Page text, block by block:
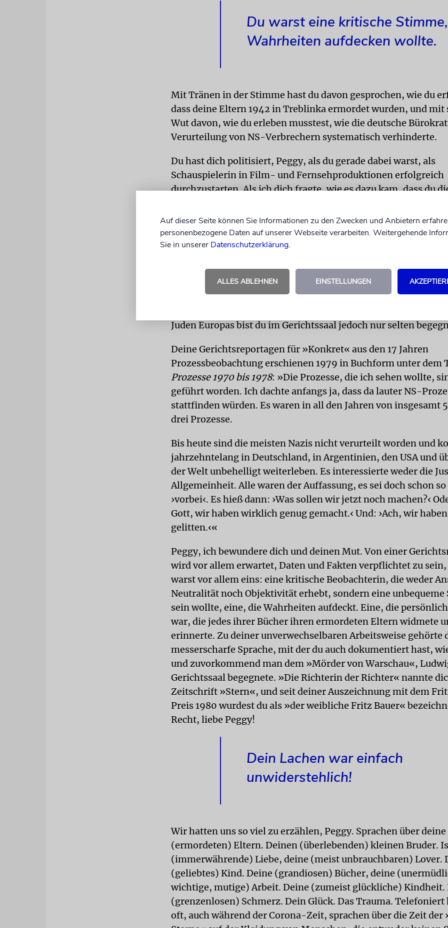
Du warst eine kritische
Wahrheiten aufdecken wollte.
Mit Tränen in der Stimme hast du davon gesprochen, wie du
dass deine Eltern 1942 in Treblinka ermordet wurden, und mit
Wut davon, wie du erleben musstest, wie die deutsche
Verurteilung von NS-Verbrechern systematisch verhinderte.
Du hast dich politisiert, Peggy, als du gerade dabei warst, als
Schauspielerin in Film- und Fernsehproduktionen erfolgreich
durchzustarten. Als ich dich fragte, wie es dazu kam, dass du
zu arbeiten, antwortetest du: »Ich dachte, ich könnte die Täter
kriegen.«
nicht passierte, kann ich gut nachvollziehen. In den ganzen
Jahren intensiver Prozessbeobachtung wurden vor allem
Diebstahl, Betrug, Hochstapelei, Heiratsschwindel,
Juden Europas bist du im Gerichtssaal jedoch nur selten
Deine Gerichtsreportagen für »Konkret« aus den 17 Jahren
Prozessbeobachtung erschienen 1979 in Buchform unter dem
Prozesse 1970 bis 1978: »Die Prozesse, die ich sehen wollte,
geführt worden. Ich dachte anfangs ja, dass da lauter NS-
stattfinden würden. Es waren in all den Jahren von insgesamt
drei Prozesse.
Bis heute sind die meisten Nazis nicht verurteilt worden und
jahrzehntelang in Deutschland, in Argentinien, den USA und
der Welt unbehelligt weiterleben. Es interessierte weder die
Allgemeinheit. Alle waren der Auffassung, es sei doch schon so
›vorbei‹. Es hieß dann: ›Was sollen wir jetzt noch machen?‹
Gott, wir haben wirklich genug gemacht.‹ Und: ›Ach, wir
gelitten.‹«
Peggy, ich bewundere dich und deinen Mut. Von einer
wird vor allem erwartet, Daten und Fakten verpflichtet zu sein,
warst vor allem eins: eine kritische Beobachterin, die weder
Neutralität noch Objektivität erhebt, sondern eine unbequeme
sein wollte, eine, die Wahrheiten aufdeckt. Eine, die
war, die jedes ihrer Bücher ihren ermordeten Eltern widmete
erinnerte. Zu deiner unverwechselbaren Arbeitsweise gehörte
messerscharfe Sprache, mit der du auch dokumentiert hast,
und zuvorkommend man dem »Mörder von Warschau«,
Gerichtssaal begegnete. »Die Richterin der Richter« nannte
Zeitschrift »Stern«, und seit deiner Auszeichnung mit dem
Preis 1980 wurdest du als »der weibliche Fritz Bauer«
Recht, liebe Peggy!
Dein Lachen war einfach
unwiderstehlich!
Wir hatten uns so viel zu erzählen, Peggy. Sprachen über deine
(ermordeten) Eltern. Deinen (überlebenden) kleinen Bruder.
(immerwährende) Liebe, deine (meist unbrauchbaren) Lover.
(geliebtes) Kind. Deine (grandiosen) Bücher, deine
wichtige, mutige) Arbeit. Deine (zumeist glückliche) Kindheit.
(grenzenlosen) Schmerz. Dein Glück. Das Trauma. Telefoniert
oft, auch während der Corona-Zeit, sprachen über die Zeit der
Auf dieser Seite können Sie Informationen zu den Zwecken und Anbietern
personenbezogene Daten auf unserer Webseite verarbeiten. Weitergehende
Sie in unserer Datenschutzerklärung.
ALLES ABLEHNEN EINSTELLUNGEN